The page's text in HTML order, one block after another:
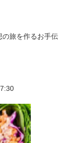
の旅を作るお手伝